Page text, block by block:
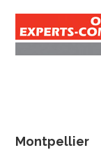
Montpellier